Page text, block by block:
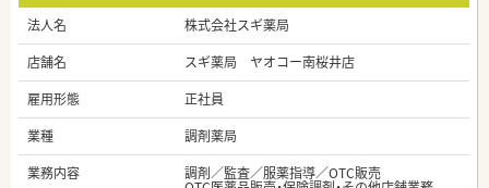
法人名
株式会社スギ薬局
店舗名
スギ薬局 ヤオコー南桜井店
雇用形態
正社員
業種
調剤薬局
業務内容
調剤／監査／服薬指導／OTC販売